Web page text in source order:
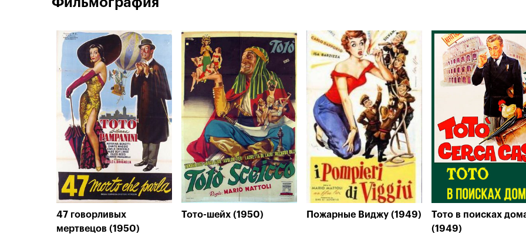
47 говорливых
мертвецов (1950)
Тото-шейх (1950) Пожарные Виджу (1949)
Тото в поисках
(1949)